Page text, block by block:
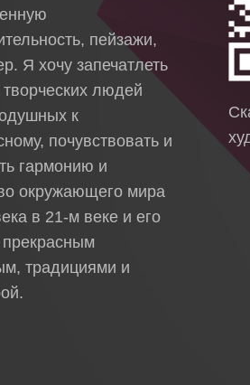
пейзажи,
Я хочу запечатлеть
людей
к
почувствовать и
гармонию и
окружающего мира
в 21-м веке и его
прекрасным
традициями и